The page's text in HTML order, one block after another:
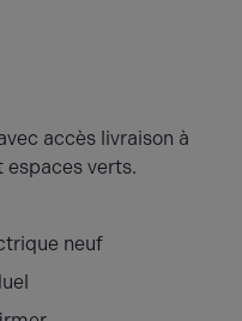
accès livraison à
espaces verts.
neuf